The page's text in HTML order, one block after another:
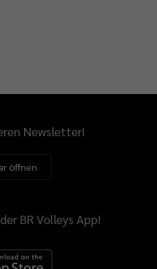
Newsletter!
öffnen
BR Volleys App!